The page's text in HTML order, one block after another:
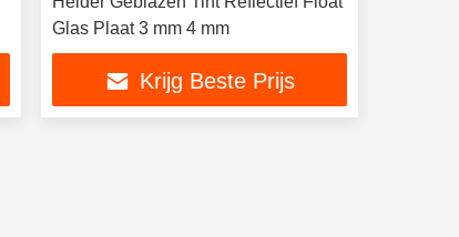
Glas Plaat 3 mm 4 mm
Krijg Beste Prijs